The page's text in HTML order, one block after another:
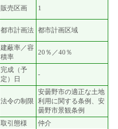
販売区画 1
都市計画法 都市計画区域
建蔽率／容
積率
20％／40％
完成（予
定）日
-
法令の制限
安曇野市の適正な土地
利用に関する条例、安
曇野市景観条例
取引態様
仲介